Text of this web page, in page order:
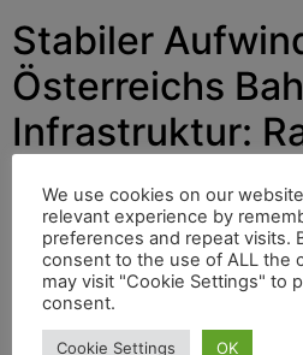
Stabiler
Österreichs
Infrastruktur:
2023-2028 mit
Milliarden Euro
Optimismus verstrahlt der neue
den Ausbau des
We use cookies on our
relevant experience by
preferences and repeat visits.
consent to the use of ALL the
may visit "Cookie Settings" to
consent.
Cookie Settings OK